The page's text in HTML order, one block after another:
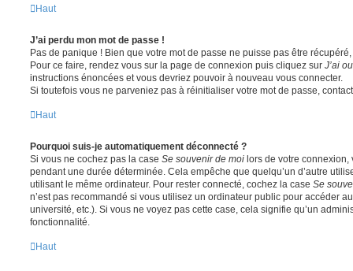
Haut
J’ai perdu mon mot de passe !
Pas de panique ! Bien que votre mot de passe ne puisse pas être
Pour ce faire, rendez vous sur la page de connexion puis cliquez sur J’ai
instructions énoncées et vous devriez pouvoir à nouveau vous connecter.
Si toutefois vous ne parveniez pas à réinitialiser votre mot de passe,
Haut
Pourquoi suis-je automatiquement déconnecté ?
Si vous ne cochez pas la case Se souvenir de moi lors de votre connexion,
pendant une durée déterminée. Cela empêche que quelqu’un d’autre
utilisant le même ordinateur. Pour rester connecté, cochez la case Se
n’est pas recommandé si vous utilisez un ordinateur public pour accéder
université, etc.). Si vous ne voyez pas cette case, cela signifie qu’un
fonctionnalité.
Haut